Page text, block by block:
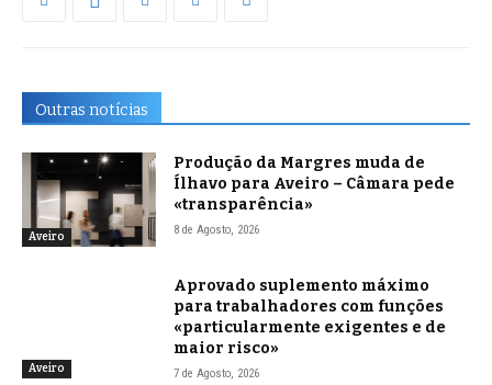
Outras notícias
Aveiro
Produção da Margres muda de
Ílhavo para Aveiro – Câmara pede
«transparência»
8 de Agosto, 2026
Aveiro
Aprovado suplemento máximo
para trabalhadores com funções
«particularmente exigentes e de
maior risco»
7 de Agosto, 2026